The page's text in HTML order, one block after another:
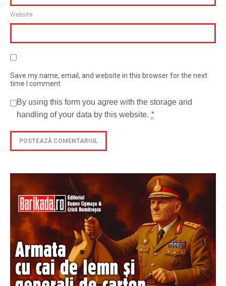
Website
Save my name, email, and website in this browser for the next
time I comment
By using this form you agree with the storage and
handling of your data by this website. *